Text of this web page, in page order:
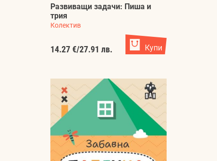
Развиващи задачи: Пиша и
трия
Колектив
14.27 €/27.91 лв. Купи